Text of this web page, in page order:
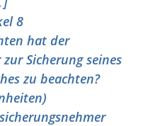
8
hat der
Sicherung seines
zu beachten?